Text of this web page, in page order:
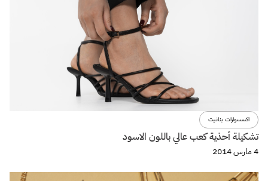
اكسسوارات بنانيت
تشكيلة أحذية كعب عالي باللون الاسود
4 مارس 2014